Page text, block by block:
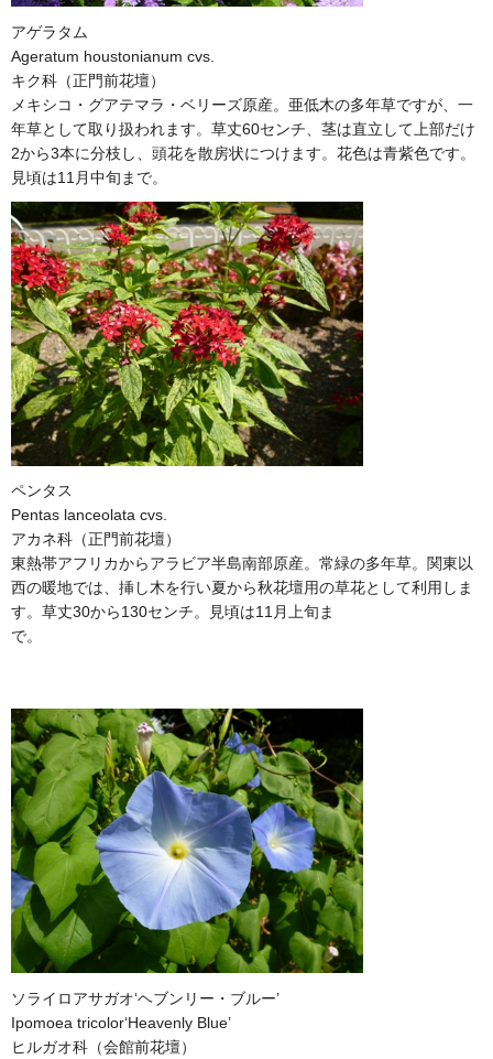
アゲラタム
Ageratum houstonianum cvs.
キク科（正門前花壇）
メキシコ・グアテマラ・ベリーズ原産。亜低木の多年草ですが、一
年草として取り扱われます。草丈60センチ、茎は直立して上部だけ
2から3本に分枝し、頭花を散房状につけます。花色は青紫色です。
見頃は11月中旬まで。
ペンタス
Pentas lanceolata cvs.
アカネ科（正門前花壇）
東熱帯アフリカからアラビア半島南部原産。常緑の多年草。関東以
西の暖地では、挿し木を行い夏から秋花壇用の草花として利用しま
す。草丈30から130センチ。見頃は11月上旬ま
で。
ソライロアサガオ‘ヘブンリー・ブルー’
Ipomoea tricolor‘Heavenly Blue’
ヒルガオ科（会館前花壇）